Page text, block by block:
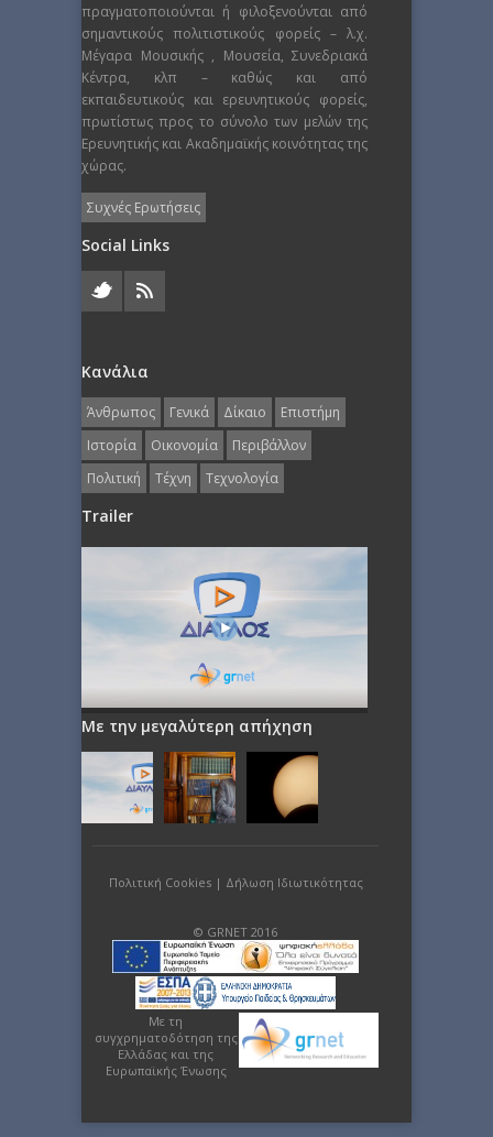
πραγματοποιούνται ή φιλοξενούνται από
σημαντικούς πολιτιστικούς φορείς – λ.χ.
Μέγαρα Μουσικής , Μουσεία, Συνεδριακά
Κέντρα, κλπ – καθώς και από
εκπαιδευτικούς και ερευνητικούς φορείς,
πρωτίστως προς το σύνολο των μελών της
Ερευνητικής και Ακαδημαϊκής κοινότητας της
χώρας.
Συχνές Ερωτήσεις
Social Links
Κανάλια
Άνθρωπος Γενικά Δίκαιο
Επιστήμη
Ιστορία
Οικονομία
Περιβάλλον
Πολιτική
Τέχνη Τεχνολογία
Trailer
Με την μεγαλύτερη απήχηση
Πολιτική Cookies| Δήλωση Ιδιωτικότητας
© GRNET 2016
Με τη
συγχρηματοδότηση της
Ελλάδας και της
Ευρωπαϊκής Ένωσης